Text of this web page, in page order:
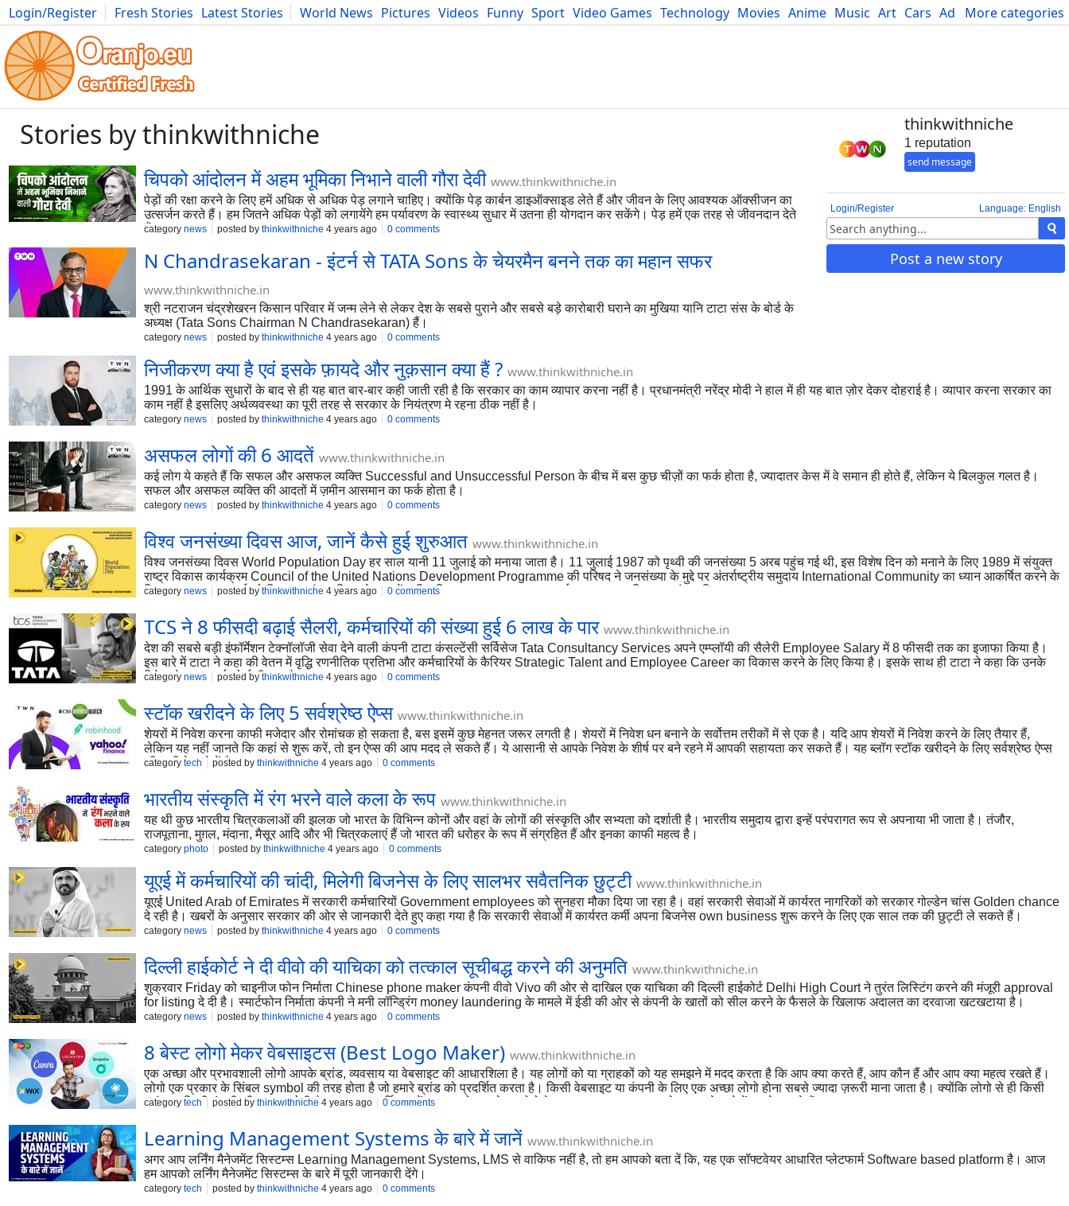
More categories
Login/Register Fresh Stories Latest Stories World News Pictures Videos Funny Sport Video Games Technology Movies Anime Music Art Cars Advice Science
Photography Comics Bulgaria Fitness Food Literature Developers Blog
thinkwithniche
1 reputation
send message
Language: English
Login/Register
Post a new story
Stories by thinkwithniche
चिपको आंदोलन में अहम भूमिका निभाने वाली गौरा देवी www.thinkwithniche.in
पेड़ों की रक्षा करने के लिए हमें अधिक से अधिक पेड़ लगाने चाहिए। क्योंकि पेड़ कार्बन डाइऑक्साइड लेते हैं और जीवन के लिए आवश्यक ऑक्सीजन का
उत्सर्जन करते हैं। हम जितने अधिक पेड़ों को लगायेंगे हम पर्यावरण के स्वास्थ्य सुधार में उतना ही योगदान कर सकेंगे। पेड़ हमें एक तरह से जीवनदान देते
हैं।
category news posted by thinkwithniche 4 years ago 0 comments
N Chandrasekaran - इंटर्न से TATA Sons के चेयरमैन बनने तक का महान सफर
www.thinkwithniche.in
श्री नटराजन चंद्रशेखरन किसान परिवार में जन्म लेने से लेकर देश के सबसे पुराने और सबसे बड़े कारोबारी घराने का मुखिया यानि टाटा संस के बोर्ड के
अध्यक्ष (Tata Sons Chairman N Chandrasekaran) हैं।
category news posted by thinkwithniche 4 years ago 0 comments
निजीकरण क्या है एवं इसके फ़ायदे और नुक़सान क्या हैं ? www.thinkwithniche.in
1991 के आर्थिक सुधारों के बाद से ही यह बात बार-बार कही जाती रही है कि सरकार का काम व्यापार करना नहीं है। प्रधानमंत्री नरेंद्र मोदी ने हाल में ही यह बात ज़ोर देकर दोहराई है। व्यापार करना सरकार का
काम नहीं है इसलिए अर्थव्यवस्था का पूरी तरह से सरकार के नियंत्रण मे रहना ठीक नहीं है।
category news posted by thinkwithniche 4 years ago 0 comments
असफल लोगों की 6 आदतें www.thinkwithniche.in
कई लोग ये कहते हैं कि सफल और असफल व्यक्ति Successful and Unsuccessful Person के बीच में बस कुछ चीज़ों का फर्क होता है, ज्यादातर केस में वे समान ही होते हैं, लेकिन ये बिलकुल गलत है।
सफल और असफल व्यक्ति की आदतों में ज़मीन आसमान का फर्क होता है।
category news posted by thinkwithniche 4 years ago 0 comments
विश्व जनसंख्या दिवस आज, जानें कैसे हुई शुरुआत www.thinkwithniche.in
विश्व जनसंख्या दिवस World Population Day हर साल यानी 11 जुलाई को मनाया जाता है। 11 जुलाई 1987 को पृथ्वी की जनसंख्या 5 अरब पहुंच गई थी, इस विशेष दिन को मनाने के लिए 1989 में संयुक्त
राष्ट्र विकास कार्यक्रम Council of the United Nations Development Programme की परिषद ने जनसंख्या के मुद्दे पर अंतर्राष्ट्रीय समुदाय International Community का ध्यान आकर्षित करने के
लिए हर साल 11 जुलाई को विश्व जनसंख्या दिवस के रूप में नामित किया था। इस तरह 11 जुलाई 1990 पहला विश्व जनसंख्या दिवस First World Population Day मनाया गया था।
category news posted by thinkwithniche 4 years ago 0 comments
TCS ने 8 फीसदी बढ़ाई सैलरी, कर्मचारियों की संख्या हुई 6 लाख के पार www.thinkwithniche.in
देश की सबसे बड़ी इंफॉर्मेशन टेक्नॉलॉजी सेवा देने वाली कंपनी टाटा कंसल्टेंसी सर्विसेज Tata Consultancy Services अपने एम्प्लॉयी की सैलेरी Employee Salary में 8 फीसदी तक का इजाफा किया है।
इस बारे में टाटा ने कहा की वेतन में वृद्धि रणनीतिक प्रतिभा और कर्मचारियों के कैरियर Strategic Talent and Employee Career का विकास करने के लिए किया है। इसके साथ ही टाटा ने कहा कि उनके
निवेश से उनका वर्कफोर्स भी बढ़ा है।
category news posted by thinkwithniche 4 years ago 0 comments
स्टॉक खरीदने के लिए 5 सर्वश्रेष्ठ ऐप्स www.thinkwithniche.in
शेयरों में निवेश करना काफी मजेदार और रोमांचक हो सकता है, बस इसमें कुछ मेहनत जरूर लगती है। शेयरों में निवेश धन बनाने के सर्वोत्तम तरीकों में से एक है। यदि आप शेयरों में निवेश करने के लिए तैयार हैं,
लेकिन यह नहीं जानते कि कहां से शुरू करें, तो इन ऐप्स की आप मदद ले सकते हैं। ये आसानी से आपके निवेश के शीर्ष पर बने रहने में आपकी सहायता कर सकते हैं। यह ब्लॉग स्टॉक खरीदने के लिए सर्वश्रेष्ठ ऐप्स
की सूची के बारे में है।
category tech posted by thinkwithniche 4 years ago 0 comments
भारतीय संस्कृति में रंग भरने वाले कला के ‌रूप www.thinkwithniche.in
यह थी कुछ भारतीय चित्रकलाओं की झलक जो भारत के विभिन्न कोनों और वहां के लोगों की संस्कृति और सभ्यता को दर्शाती है। भारतीय समुदाय द्वारा इन्हें परंपरागत रूप से अपनाया भी जाता है। तंजौर,
राजपूताना, मुग़ल, मंदाना, मैसूर आदि और भी चित्रकलाएं हैं जो भारत की धरोहर के रूप में संग्रहित हैं और इनका काफी महत्व है।
category photo posted by thinkwithniche 4 years ago 0 comments
यूएई में कर्मचारियों की चांदी, मिलेगी बिजनेस के लिए सालभर सवैतनिक छुट्टी www.thinkwithniche.in
यूएई United Arab of Emirates में सरकारी कर्मचारियों Government employees को सुनहरा मौका दिया जा रहा है। वहां सरकारी सेवाओं में कार्यरत नागरिकों को सरकार गोल्डेन चांस Golden chance
दे रही है। खबरों के अनुसार सरकार की ओर से जानकारी देते हुए कहा गया है कि सरकारी सेवाओं में कार्यरत कर्मी अपना बिजनेस own business शुरू करने के लिए एक साल तक की छुट्टी ले सकते हैं।
category news posted by thinkwithniche 4 years ago 0 comments
दिल्ली हाईकोर्ट ने दी वीवो की याचिका को तत्काल सूचीबद्ध करने की अनुमति www.thinkwithniche.in
शुक्रवार Friday को चाइनीज फोन निर्माता Chinese phone maker कंपनी वीवो Vivo की ओर से दाखिल एक याचिका की दिल्ली हाईकोर्ट Delhi High Court ने तुरंत लिस्टिंग करने की मंजूरी approval
for listing दे दी है। स्मार्टफोन निर्माता कंपनी ने मनी लॉन्ड्रिंग money laundering के मामले में ईडी की ओर से कंपनी के खातों को सील करने के फैसले के खिलाफ अदालत का दरवाजा खटखटाया है।
category news posted by thinkwithniche 4 years ago 0 comments
8 बेस्ट लोगो मेकर वेबसाइटस (Best Logo Maker) www.thinkwithniche.in
एक अच्छा और प्रभावशाली लोगो आपके ब्रांड, व्यवसाय या वेबसाइट की आधारशिला है। यह लोगों को या ग्राहकों को यह समझने में मदद करता है कि आप क्या करते हैं, आप कौन हैं और आप क्या महत्व रखते हैं।
लोगो एक प्रकार के सिंबल symbol की तरह होता है जो हमारे ब्रांड को प्रदर्शित करता है। किसी वेबसाइट या कंपनी के लिए एक अच्छा लोगो होना सबसे ज्यादा ज़रूरी माना जाता है। क्योंकि लोगो से ही किसी
ब्रांड या किसी कंपनी की पहचान होती है। आज इस आर्टिकल में हम आपको कुछ बेस्ट लोगो मेकर (best logo maker) वेबसाइट के बारे में बताने जा रहे हैं।
category tech posted by thinkwithniche 4 years ago 0 comments
Learning Management Systems के बारे में जानें www.thinkwithniche.in
अगर आप लर्निंग मैनेजमेंट सिस्टम्स Learning Management Systems, LMS से वाकिफ नहीं है, तो हम आपको बता दें कि, यह एक सॉफ्टवेयर आधारित प्लेटफार्म Software based platform है। आज
हम आपको लर्निंग मैनेजमेंट सिस्टम्स के बारे में पूरी जानकारी देंगे।
category tech posted by thinkwithniche 4 years ago 0 comments